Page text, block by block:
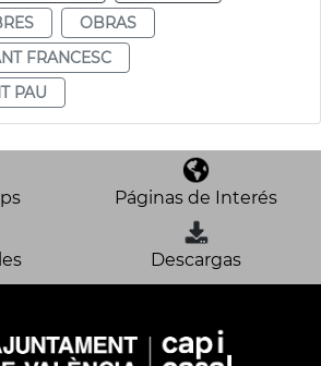
OBRAS
FRANCESC
PAU
Páginas de Interés
Descargas